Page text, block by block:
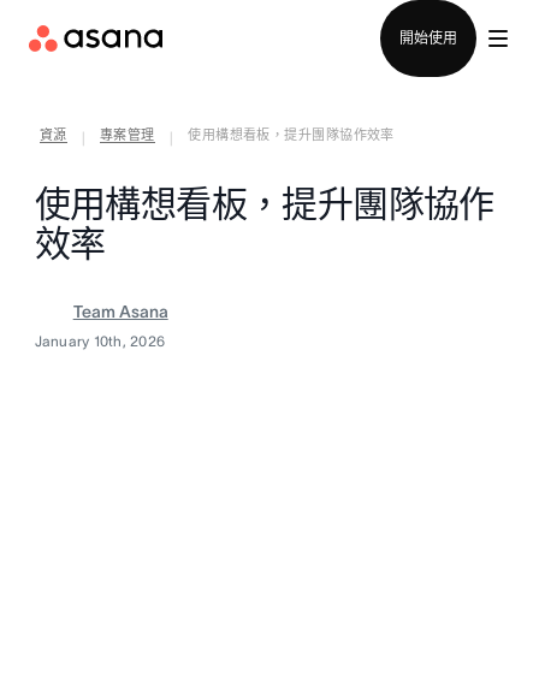
開始使用
資源 專案管理 使用構想看板，提升團隊協作效率
使用構想看板，提升團隊協作
效率
Team Asana
January 10th, 2026